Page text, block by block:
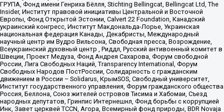
ГРУПА, Фонд имени Генриха Бёлля, Stichting Bellingcat, Bellingcat Ltd, The
Insider, Институт правовой инициативы Центральной и Восточной
Европы, Фонд Открытой Эстонии, Calvert 22 Foundation, Канадский
украинский конгресс, Институт Макдональда-Лорье, Украинская
национальная федерация Канады, Декабристы, Международный
научный центр им Вудро Вильсона, Свободная пресса, Возрождение,
Всеукраинский духовный центр , Риддл, Русский антивоенный комитет в
Швеции, Проект Медуза, Фонд Андрея Сахарова, Форум свободной
России, Лига Свободных Наций, Transparеncy International, Форум
Свободных Народов ПостРоссии, Солидарность с гражданским
движением в России – Solidarus, КрымSOS, Свободный университет,
Институт государственного управления, Форум гражданского общества
Россия, Беллона, Союз жителей островов Тисима и Хабомаи, Съезд
народных депутатов, Гринпис Интернешнл, Фонд борьбы с коррупцией
Инк, Завет церквей TCCN, Агора, Всемирный фонд природы, BDR Novaja